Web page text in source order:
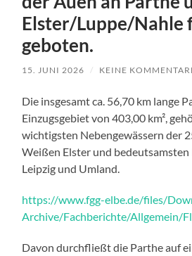
Elster/Luppe/Nahle
geboten.
15. JUNI 2026 / KEINE
Die insgesamt ca. 56,70 km lange
Einzugsgebiet von 403,00 km²,
wichtigsten Nebengewässern der
Weißen Elster und bedeutsamsten
Leipzig und Umland.
https://www.fgg-elbe.de/files/
Archive/Fachberichte/Allgemein/
Davon durchfließt die Parthe auf